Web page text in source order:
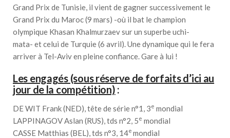
Grand Prix de Tunisie, il vient de gagner successivement le
Grand Prix du Maroc (9 mars) -où il bat le champion
olympique Khasan Khalmurzaev sur un superbe uchi-
mata- et celui de Turquie (6 avril). Une dynamique qui le fera
arriver à Tel-Aviv en pleine confiance. Gare à lui !
Les engagés (sous réserve de forfaits d’ici au
jour de la compétition) :
DE WIT Frank (NED), tête de série n°1, 3e mondial
LAPPINAGOV Aslan (RUS), tds n°2, 5e mondial
CASSE Matthias (BEL), tds n°3, 14e mondial